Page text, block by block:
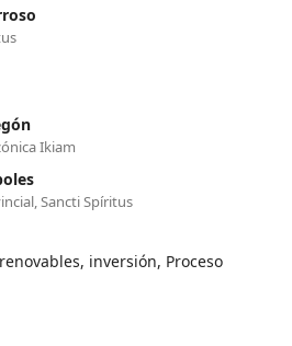
Ikiam
Sancti Spíritus
inversión, Proceso